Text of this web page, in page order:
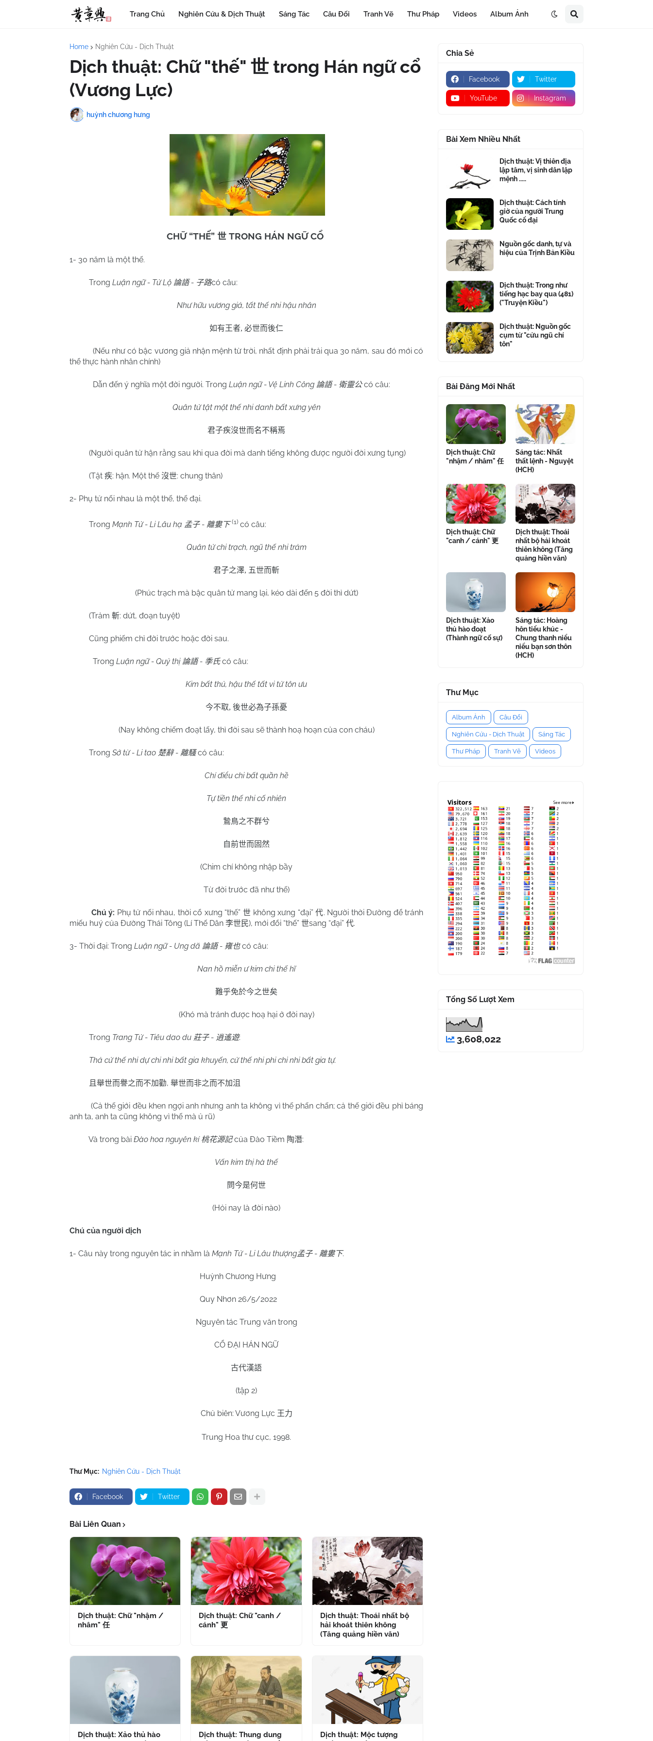
Trang Chủ Nghiên Cứu & Dịch Thuật Sáng Tác Câu Đối Tranh Vẽ Thư Pháp Videos Album Ảnh
Home Nghiên Cứu - Dịch Thuật
Dịch thuật: Chữ "thế" 世 trong Hán ngữ cổ
(Vương Lực)
huỳnh chương hưng
CHỮ “THẾ” 世 TRONG HÁN NGỮ CỔ
1- 30 năm là một thế.
Trong Luận ngữ - Tử Lộ 論語- 子路có câu:
Như hữu vương giả, tất thế nhi hậu nhân
如有王者, 必世而後仁
(Nếu như có bậc vương giả nhận mệnh từ trời, nhất định phải trải qua 30 năm, sau đó mới có
thể thực hành nhân chính)
Dẫn đến ý nghĩa một đời người. Trong Luận ngữ - Vệ Linh Công 論語- 衛靈公có câu:
Quân tử tật một thế nhi danh bất xưng yên
君子疾沒世而名不稱焉
(Người quân tử hận rằng sau khi qua đời mà danh tiếng không được người đời xưng tụng)
(Tật 疾: hận. Một thế 沒世: chung thân)
2- Phụ tử nối nhau là một thế, thế đại.
Trong Mạnh Tử - Li Lâu hạ 孟子- 離婁下 (1) có câu:
Quân tử chi trạch, ngũ thế nhi trảm
君子之澤, 五世而斬
(Phúc trạch mà bậc quân tử mang lại, kéo dài đến 5 đời thì dứt)
(Trảm 斬: dứt, đoạn tuyệt)
Cũng phiếm chỉ đời trước hoặc đời sau.
Trong Luận ngữ - Quý thị 論語- 季氏 có câu:
Kim bất thủ, hậu thế tất vi tử tôn ưu
今不取, 後世必為子孫憂
(Nay không chiếm đoạt lấy, thì đời sau sẽ thành hoạ hoạn của con cháu)
Trong Sở từ - Li tao 楚辭- 離騷 có câu:
Chí điểu chi bất quần hề
Tự tiền thế nhi cố nhiên
鷙鳥之不群兮
自前世而固然
(Chim chí không nhập bầy
Từ đời trước đã như thế)
Chú ý: Phụ tử nối nhau, thời cổ xưng “thế” 世 không xưng “đại”代. Người thời Đường để tránh
miếu huý của Đường Thái Tông (Lí Thế Dân 李世民), mới đổi “thế” 世sang “đại” 代.
3- Thời đại: Trong Luận ngữ - Ung dã 論語- 雍也 có câu:
Nan hồ miễn ư kim chi thế hĩ
難乎免於今之世矣
(Khó mà tránh được hoạ hại ở đời nay)
Trong Trang Tử - Tiêu dao du 莊子- 逍遙遊:
Thả cử thế nhi dự chi nhi bất gia khuyến, cử thế nhi phi chi nhi bất gia tự.
且舉世而譽之而不加勸, 舉世而非之而不加沮
(Cả thế giới đều khen ngợi anh nhưng anh ta không vì thế phấn chấn; cả thế giới đều phỉ báng
anh ta, anh ta cũng không vì thế mà ủ rũ)
Và trong bài Đào hoa nguyên kí桃花源記 của Đào Tiềm 陶潛:
Vấn kim thị hà thế
問今是何世
(Hỏi nay là đời nào)
Chú của người dịch
1- Câu này trong nguyên tác in nhầm là Mạnh Tử - Li Lâu thượng孟子- 離婁下.
Huỳnh Chương Hưng
Quy Nhơn 26/5/2022
Nguyên tác Trung văn trong
CỔ ĐẠI HÁN NGỮ
古代漢語
(tập 2)
Chủ biên: Vương Lực 王力
Trung Hoa thư cục, 1998.
Thư Mục: Nghiên Cứu - Dịch Thuật
Facebook Twitter
Bài Liên Quan
Dịch thuật: Chữ "nhậm /
nhâm" 任
Dịch thuật: Chữ "canh /
cánh" 更
Dịch thuật: Thoái nhất bộ
hải khoát thiên không
(Tăng quảng hiền văn)
Dịch thuật: Xảo thủ hào
Dịch thuật: Thung dung
Dịch thuật: Mộc tượng
Chia Sẻ
Facebook Twitter
YouTube Instagram
Bài Xem Nhiều Nhất
Dịch thuật: Vị thiên địa
lập tâm, vị sinh dân lập
mệnh .....
Dịch thuật: Cách tính
giờ của người Trung
Quốc cổ đại
Nguồn gốc danh, tự và
hiệu của Trịnh Bản Kiều
Dịch thuật: Trong như
tiếng hạc bay qua (481)
("Truyện Kiều")
Dịch thuật: Nguồn gốc
cụm từ "cửu ngũ chí
tôn"
Bài Đăng Mới Nhất
Dịch thuật: Chữ
"nhậm / nhâm" 任
Sáng tác: Nhất
thất lệnh - Nguyệt
(HCH)
Dịch thuật: Chữ
"canh / cánh" 更
Dịch thuật: Thoái
nhất bộ hải khoát
thiên không (Tăng
quảng hiền văn)
Dịch thuật: Xảo
thủ hào đoạt
(Thành ngữ cố sự)
Sáng tác: Hoàng
hôn tiểu khúc -
Chung thanh niểu
niểu bạn sơn thôn
(HCH)
Thư Mục
Album Ảnh Câu Đối
Nghiên Cứu - Dịch Thuật Sáng Tác
Thư Pháp Tranh Vẽ Videos
Tổng Số Lượt Xem
3,608,022